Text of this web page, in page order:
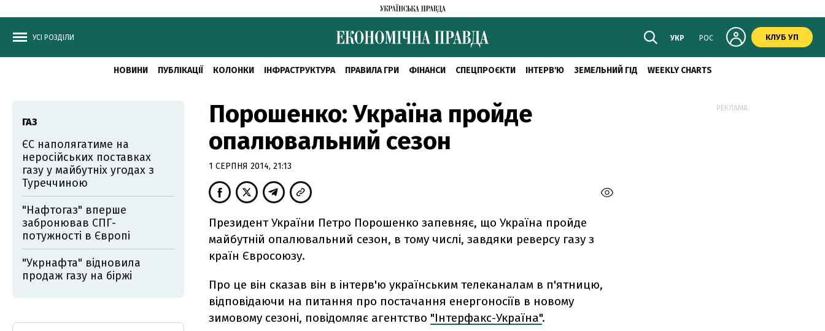
УСІ РОЗДІЛИ УКР РОС КЛУБ УП
НОВИНИ ПУБЛІКАЦІЇ КОЛОНКИ ІНФРАСТРУКТУРА ПРАВИЛА ГРИ ФІНАНСИ СПЕЦПРОЄКТИ ІНТЕРВ'Ю ЗЕМЕЛЬНИЙ ГІД WEEKLY CHARTS
Порошенко: Україна пройде
опалювальний сезон
1 СЕРПНЯ 2014, 21:13
Президент України Петро Порошенко запевняє, що Україна пройде
майбутній опалювальний сезон, в тому числі, завдяки реверсу газу з
країн Євросоюзу.
Про це він сказав він в інтерв'ю українським телеканалам в п'ятницю,
відповідаючи на питання про постачання енергоносіїв в новому
зимовому сезоні, повідомляє агентство "Інтерфакс-Україна".
ГАЗ
ЄС наполягатиме на
неросійських поставках
газу у майбутніх угодах з
Туреччиною
"Нафтогаз" вперше
забронював СПГ-
потужності в Європі
"Укрнафта" відновила
продаж газу на біржі
РЕКЛАМА: